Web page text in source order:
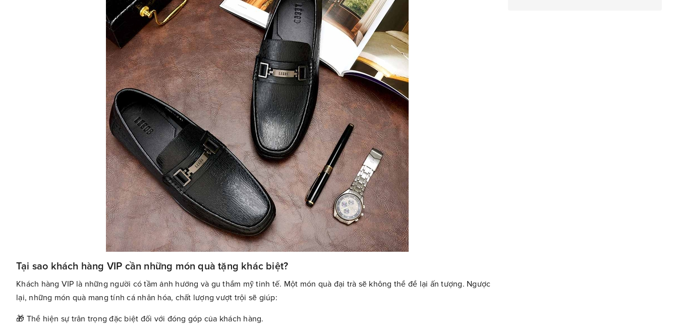
Tại sao khách hàng VIP cần những món quà tặng khác biệt?
Khách hàng VIP là những người có tầm ảnh hưởng và gu thẩm mỹ tinh tế. Một món quà đại trà sẽ không thể để lại ấn tượng. Ngược
lại, những món quà mang tính cá nhân hóa, chất lượng vượt trội sẽ giúp:
🎁 Thể hiện sự trân trọng đặc biệt đối với đóng góp của khách hàng.